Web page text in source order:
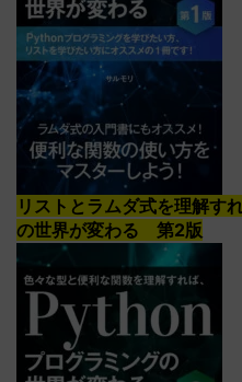
リストとラムダ式を理解す
の世界が変わる 第2版